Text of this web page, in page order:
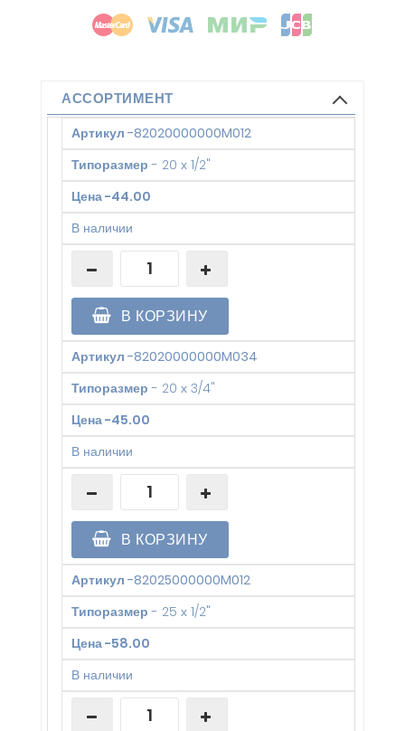
АССОРТИМЕНТ
Артикул -82020000000M012
Типоразмер - 20 х 1/2"
Цена-44.00
В наличии
В КОРЗИНУ
Артикул -82020000000M034
Типоразмер - 20 х 3/4"
Цена-45.00
В наличии
В КОРЗИНУ
Артикул -82025000000M012
Типоразмер - 25 х 1/2"
Цена-58.00
В наличии